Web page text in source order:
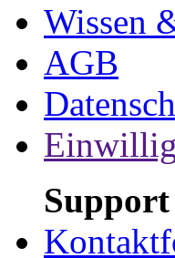
Wissen
AGB
Support